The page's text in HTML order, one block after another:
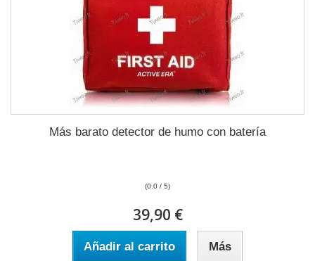
Más barato detector de humo con batería
(0.0 / 5)
39,90 €
Añadir al carrito Más